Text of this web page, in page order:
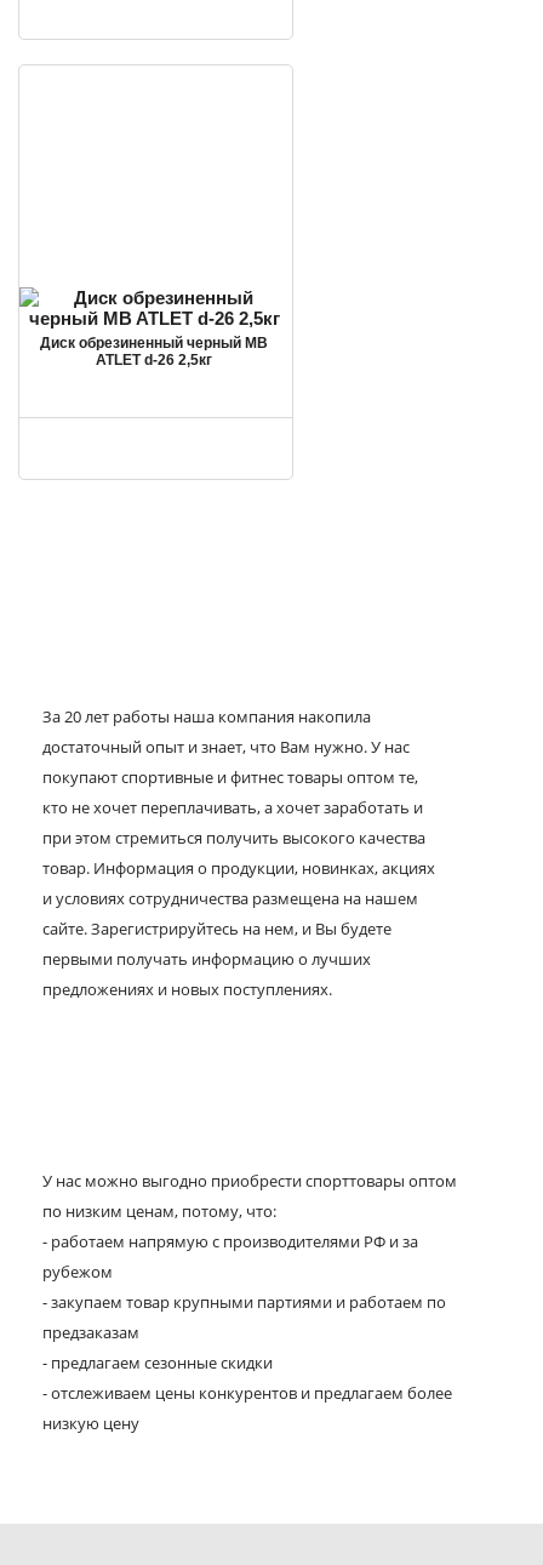
Диск обрезиненный черный MB
ATLET d-26 2,5кг
За 20 лет работы наша компания накопила
достаточный опыт и знает, что Вам нужно. У нас
покупают спортивные и фитнес товары оптом те,
кто не хочет переплачивать, а хочет заработать и
при этом стремиться получить высокого качества
товар. Информация о продукции, новинках, акциях
и условиях сотрудничества размещена на нашем
сайте. Зарегистрируйтесь на нем, и Вы будете
первыми получать информацию о лучших
предложениях и новых поступлениях.
У нас можно выгодно приобрести спорттовары оптом
по низким ценам, потому, что:
- работаем напрямую с производителями РФ и за
рубежом
- закупаем товар крупными партиями и работаем по
предзаказам
- предлагаем сезонные скидки
- отслеживаем цены конкурентов и предлагаем более
низкую цену